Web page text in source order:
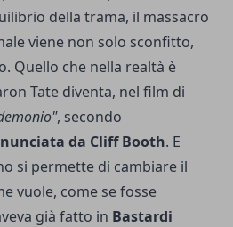
della trama, il massacro
viene non solo sconfitto,
Quello che nella realtà è
Tate diventa, nel film di
, secondo
da Cliff Booth. E
si permette di cambiare il
vuole, come se fosse
già fatto in Bastardi